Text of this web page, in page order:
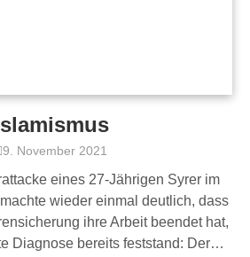
9. November 2021
eines 27-Jährigen Syrer im
wieder einmal deutlich, dass
ihre Arbeit beendet hat,
Diagnose bereits feststand: Der…